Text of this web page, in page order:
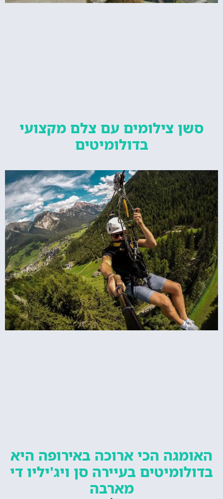
סשן צילומים עם צלם מקצועי
בדולומיטים
האומגה הכי ארוכה באירופה היא
בדולומיטים בעיירה סן ויג'יליו די
מארבה